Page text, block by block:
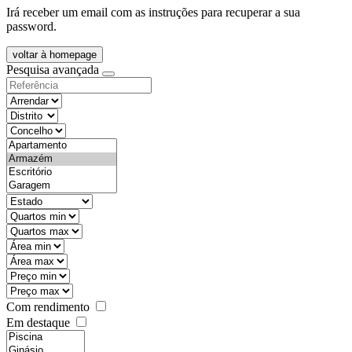
Irá receber um email com as instruções para recuperar a sua
password.
voltar à homepage
Pesquisa avançada
objective
districtId
countyId
types
state
mintypo
maxtypo
minarea
maxarea
minprice
maxprice
Com rendimento
Em destaque
features